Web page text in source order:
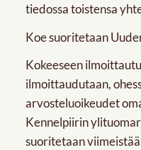
tiedossa toistensa
Koe suoritetaan
Kokeeseen
ilmoittaudutaan,
arvosteluoikeudet
Kennelpiirin
suoritetaan